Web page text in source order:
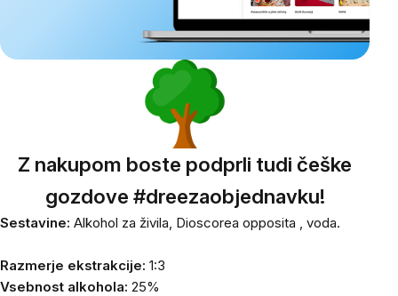
Z nakupom boste podprli tudi češke
gozdove #dreezaobjednavku!
Sestavine: Alkohol za živila, Dioscorea opposita , voda.
Razmerje ekstrakcije: 1:3
Vsebnost alkohola: 25%